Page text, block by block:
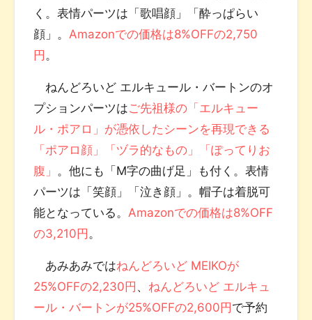
く。表情パーツは「歌唱顔」「酔っぱらい
顔」。 Amazonでの価格は8%OFFの2,750
円 。
ねんどろいど エルキュール・バートンのオ
プションパーツはご先祖様の「エルキュー
ル・ポアロ」が憑依したシーンを再現できる
「ポアロ顔」「ヅラ的なもの」「ぽってりお
腹」 。他にも「M字の曲げ足」も付く。表情
パーツは「笑顔」「泣き顔」。帽子は着脱可
能となっている。 Amazonでの価格は8%OFF
の3,210円 。
あみあみではねんどろいど MEIKOが
25%OFFの2,230円 、 ねんどろいど エルキュ
ール・バートンが25%OFFの2,600円で予約